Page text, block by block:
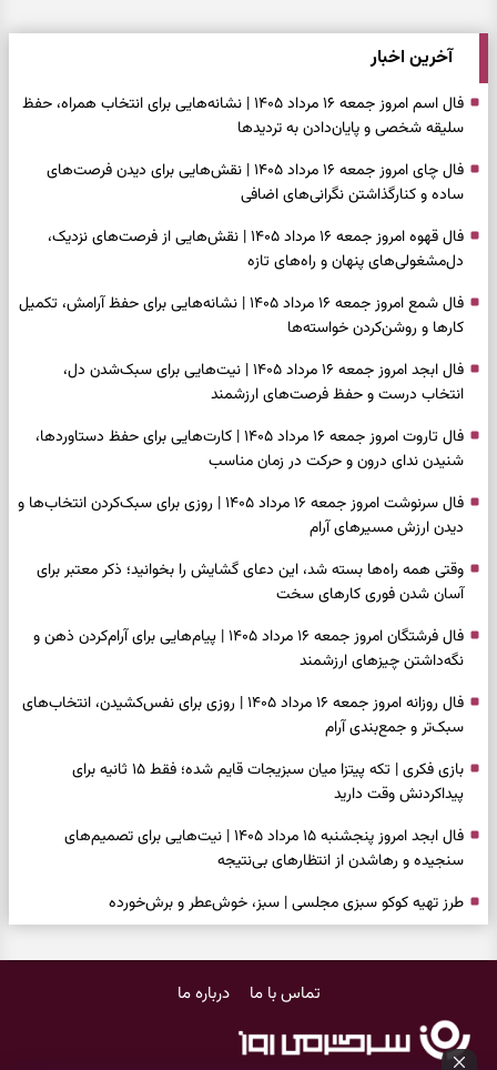
آخرین اخبار
فال اسم امروز جمعه ۱۶ مرداد ۱۴۰۵ | نشانه‌هایی برای انتخاب همراه، حفظ
سلیقه شخصی و پایان‌دادن به تردیدها
فال چای امروز جمعه ۱۶ مرداد ۱۴۰۵ | نقش‌هایی برای دیدن فرصت‌های
ساده و کنارگذاشتن نگرانی‌های اضافی
فال قهوه امروز جمعه ۱۶ مرداد ۱۴۰۵ | نقش‌هایی از فرصت‌های نزدیک،
دل‌مشغولی‌های پنهان و راه‌های تازه
فال شمع امروز جمعه ۱۶ مرداد ۱۴۰۵ | نشانه‌هایی برای حفظ آرامش، تکمیل
کارها و روشن‌کردن خواسته‌ها
فال ابجد امروز جمعه ۱۶ مرداد ۱۴۰۵ | نیت‌هایی برای سبک‌شدن دل،
انتخاب درست و حفظ فرصت‌های ارزشمند
فال تاروت امروز جمعه ۱۶ مرداد ۱۴۰۵ | کارت‌هایی برای حفظ دستاوردها،
شنیدن ندای درون و حرکت در زمان مناسب
فال سرنوشت امروز جمعه ۱۶ مرداد ۱۴۰۵ | روزی برای سبک‌کردن انتخاب‌ها و
دیدن ارزش مسیرهای آرام
وقتی همه راه‌ها بسته شد، این دعای گشایش را بخوانید؛ ذکر معتبر برای
آسان شدن فوری کارهای سخت
فال فرشتگان امروز جمعه ۱۶ مرداد ۱۴۰۵ | پیام‌هایی برای آرام‌کردن ذهن و
نگه‌داشتن چیزهای ارزشمند
فال روزانه امروز جمعه ۱۶ مرداد ۱۴۰۵ | روزی برای نفس‌کشیدن، انتخاب‌های
سبک‌تر و جمع‌بندی آرام
بازی فکری | تکه پیتزا میان سبزیجات قایم شده؛ فقط ۱۵ ثانیه برای
پیداکردنش وقت دارید
فال ابجد امروز پنجشنبه ۱۵ مرداد ۱۴۰۵ | نیت‌هایی برای تصمیم‌های
سنجیده و رهاشدن از انتظارهای بی‌نتیجه
طرز تهیه کوکو سبزی مجلسی | سبز، خوش‌عطر و برش‌خورده
باارزش‌ترین چیز زندگی‌تان را نشان می‌دهد
تماس با ما درباره ما